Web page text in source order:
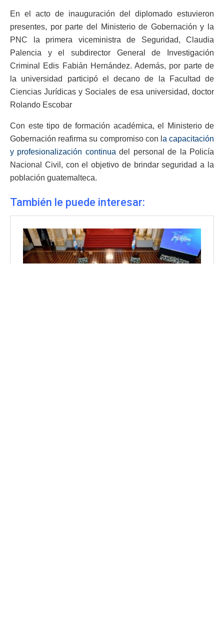
En el acto de inauguración del diplomado estuvieron
presentes, por parte del Ministerio de Gobernación y la
PNC la primera viceministra de Seguridad, Claudia
Palencia y el subdirector General de Investigación
Criminal Edis Fabián Hernández. Además, por parte de
la universidad participó el decano de la Facultad de
Ciencias Jurídicas y Sociales de esa universidad, doctor
Rolando Escobar
Con este tipo de formación académica, el Ministerio de
Gobernación reafirma su compromiso con l a capacitación
y profesionalización continua del personal de la Policía
Nacional Civil, con el objetivo de brindar seguridad a la
población guatemalteca.
También le puede interesar: